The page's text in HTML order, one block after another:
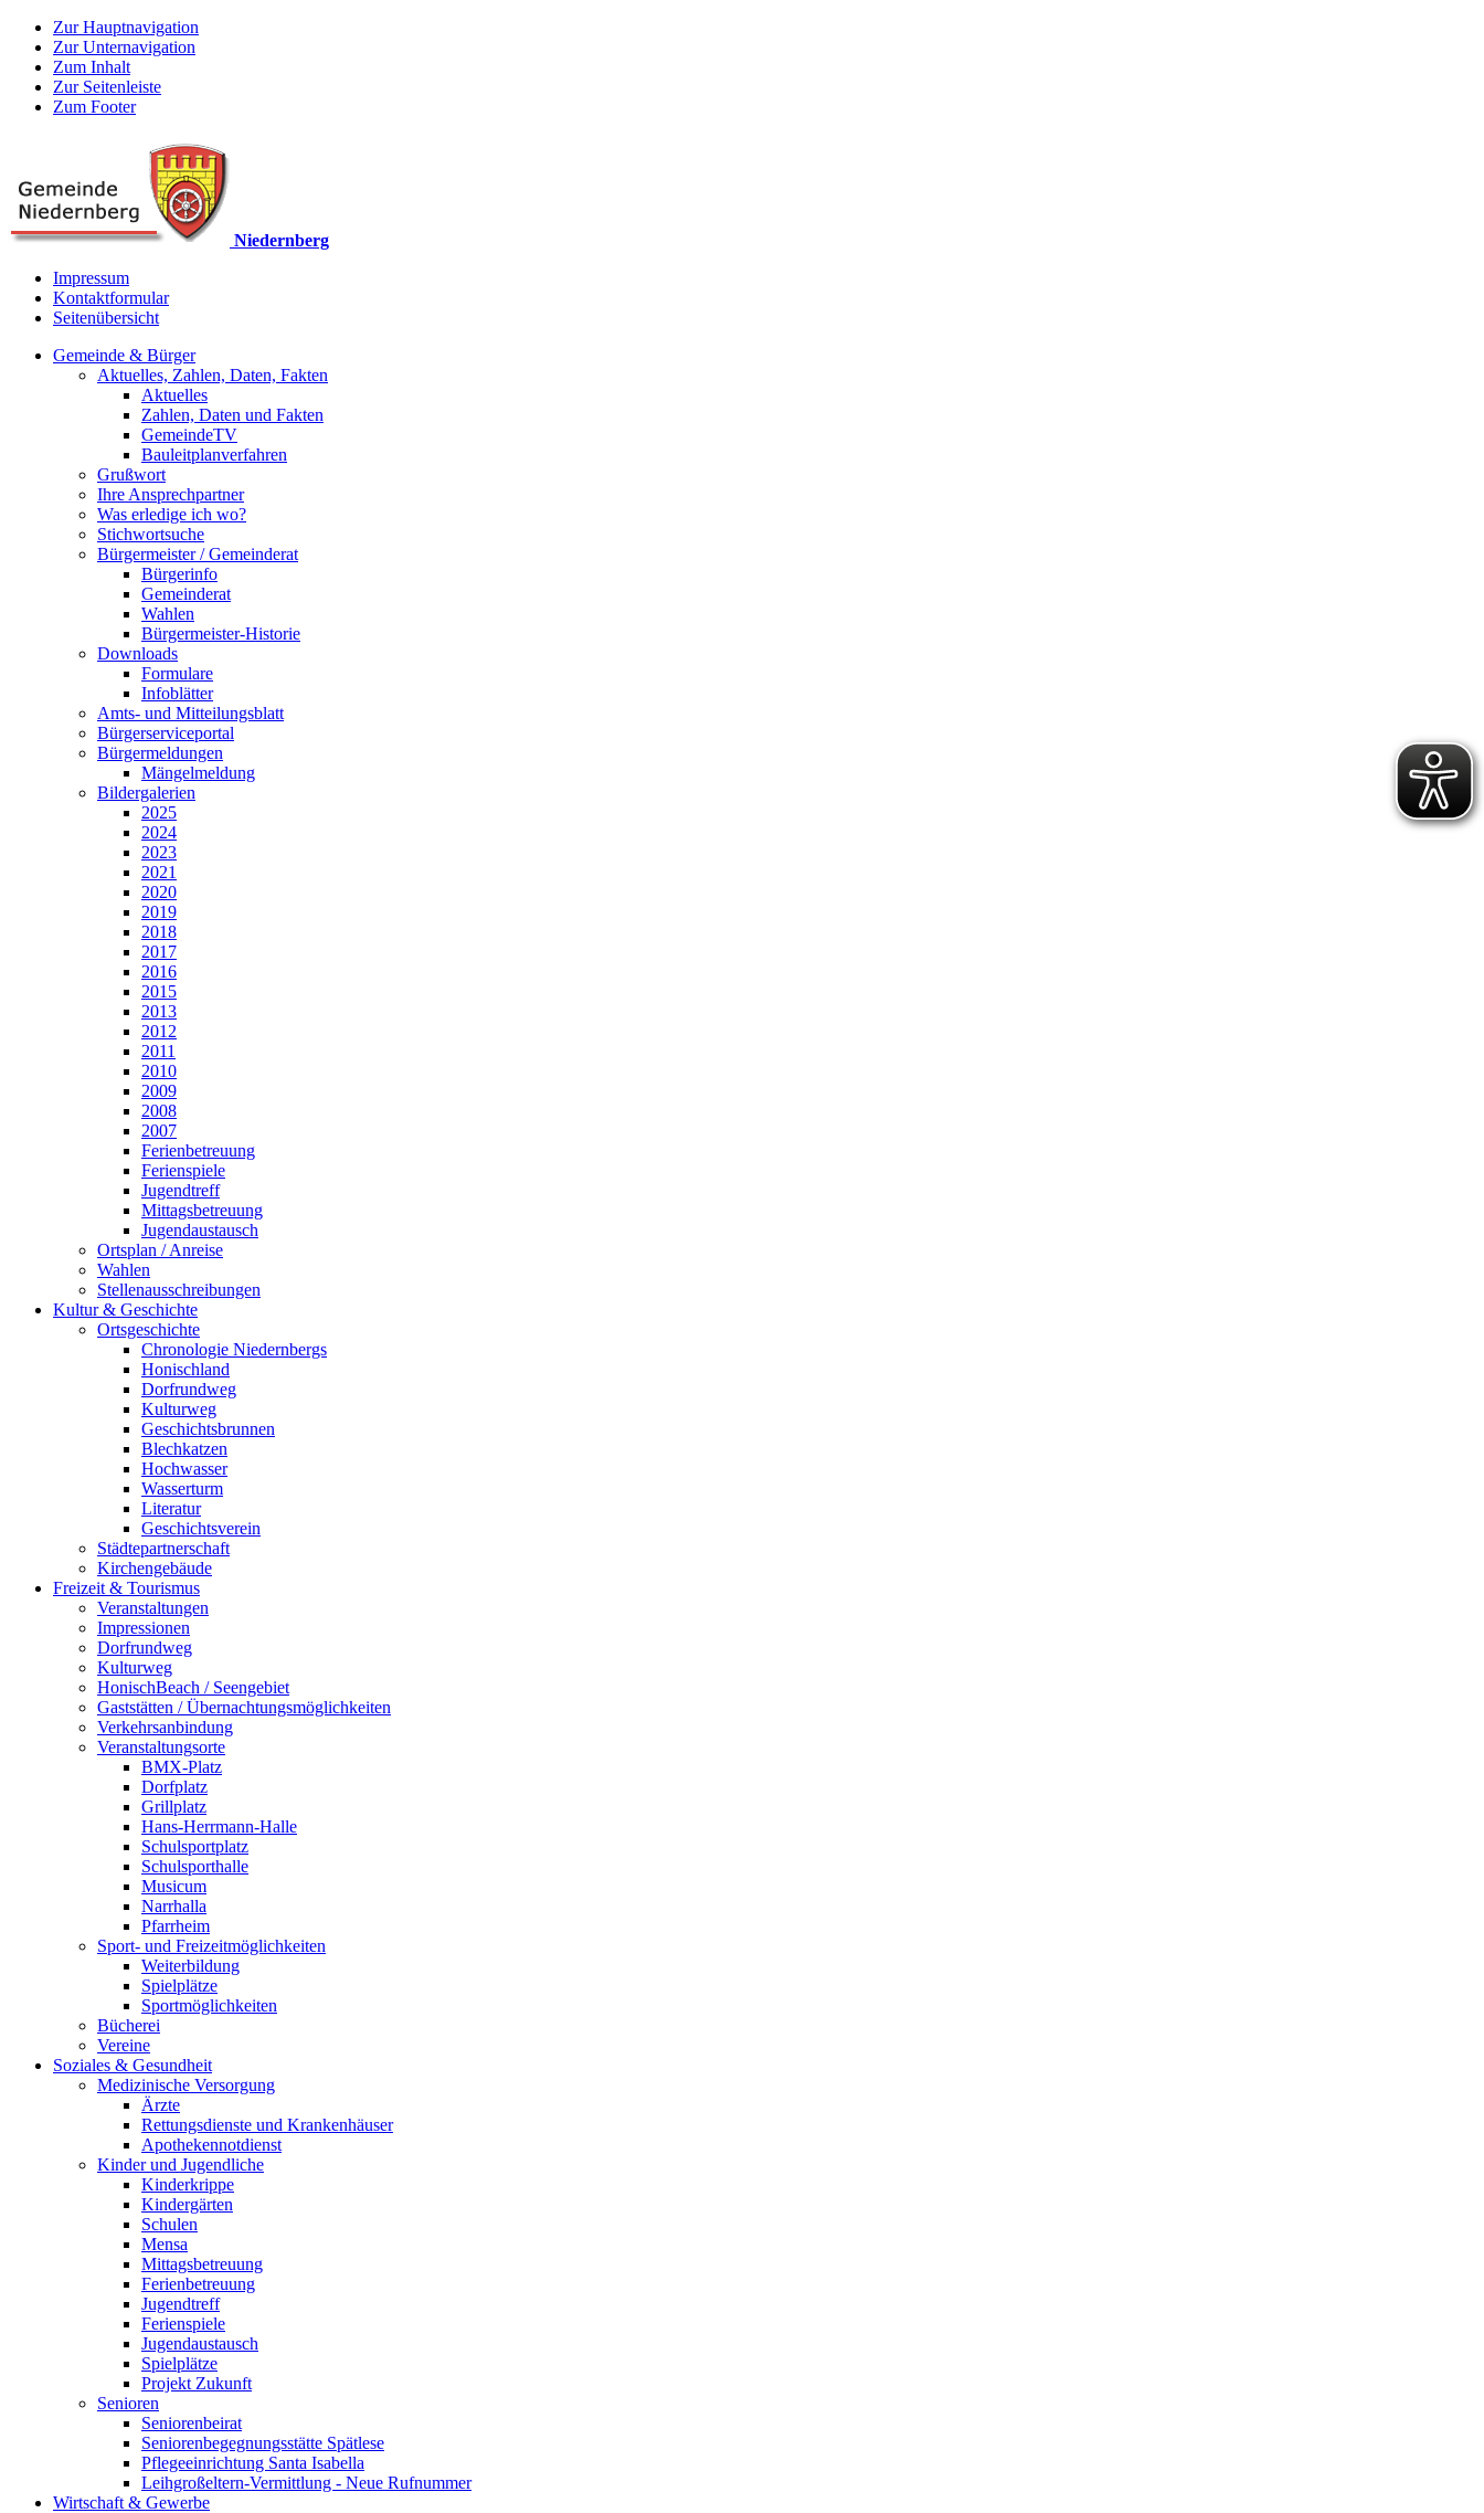
Zur Hauptnavigation
Zur Unternavigation
Zum Inhalt
Zur Seitenleiste
Zum Footer
Niedernberg
Impressum
Kontaktformular
Seitenübersicht
Gemeinde & Bürger
Aktuelles, Zahlen, Daten, Fakten
Aktuelles
Zahlen, Daten und Fakten
GemeindeTV
Bauleitplanverfahren
Grußwort
Ihre Ansprechpartner
Was erledige ich wo?
Stichwortsuche
Bürgermeister / Gemeinderat
Bürgerinfo
Gemeinderat
Wahlen
Bürgermeister-Historie
Downloads
Formulare
Infoblätter
Amts- und Mitteilungsblatt
Bürgerserviceportal
Bürgermeldungen
Mängelmeldung
Bildergalerien
2025
2024
2023
2021
2020
2019
2018
2017
2016
2015
2013
2012
2011
2010
2009
2008
2007
Ferienbetreuung
Ferienspiele
Jugendtreff
Mittagsbetreuung
Jugendaustausch
Ortsplan / Anreise
Wahlen
Stellenausschreibungen
Kultur & Geschichte
Ortsgeschichte
Chronologie Niedernbergs
Honischland
Dorfrundweg
Kulturweg
Geschichtsbrunnen
Blechkatzen
Hochwasser
Wasserturm
Literatur
Geschichtsverein
Städtepartnerschaft
Kirchengebäude
Freizeit & Tourismus
Veranstaltungen
Impressionen
Dorfrundweg
Kulturweg
HonischBeach / Seengebiet
Gaststätten / Übernachtungsmöglichkeiten
Verkehrsanbindung
Veranstaltungsorte
BMX-Platz
Dorfplatz
Grillplatz
Hans-Herrmann-Halle
Schulsportplatz
Schulsporthalle
Musicum
Narrhalla
Pfarrheim
Sport- und Freizeitmöglichkeiten
Weiterbildung
Spielplätze
Sportmöglichkeiten
Bücherei
Vereine
Soziales & Gesundheit
Medizinische Versorgung
Ärzte
Rettungsdienste und Krankenhäuser
Apothekennotdienst
Kinder und Jugendliche
Kinderkrippe
Kindergärten
Schulen
Mensa
Mittagsbetreuung
Ferienbetreuung
Jugendtreff
Ferienspiele
Jugendaustausch
Spielplätze
Projekt Zukunft
Senioren
Seniorenbeirat
Seniorenbegegnungsstätte Spätlese
Pflegeeinrichtung Santa Isabella
Leihgroßeltern-Vermittlung - Neue Rufnummer
Wirtschaft & Gewerbe